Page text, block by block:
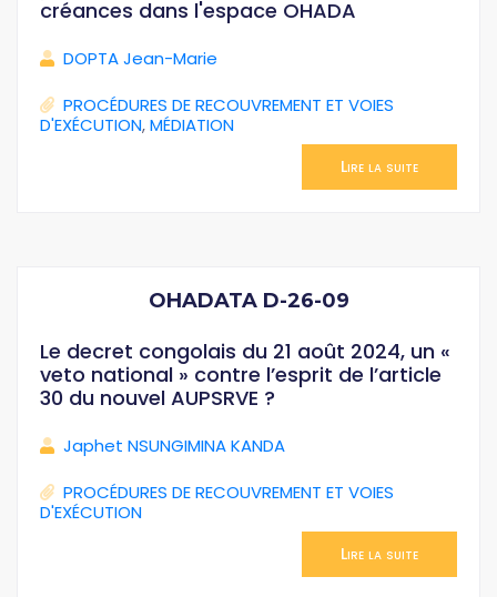
créances dans l'espace OHADA
DOPTA Jean-Marie
PROCÉDURES DE RECOUVREMENT ET VOIES
D'EXÉCUTION,MÉDIATION
Lire la suite
OHADATA D-26-09
Le decret congolais du 21 août 2024, un «
veto national » contre l’esprit de l’article
30 du nouvel AUPSRVE ?
Japhet NSUNGIMINA KANDA
PROCÉDURES DE RECOUVREMENT ET VOIES
D'EXÉCUTION
Lire la suite